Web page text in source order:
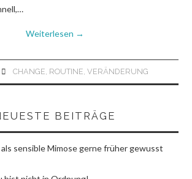
Weiterlesen →
CHANGE, ROUTINE, VERÄNDERUNG
BEITRÄGE
sensible Mimose gerne früher gewusst